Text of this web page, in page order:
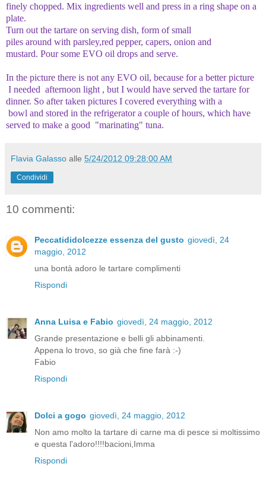
finely chopped. Mix ingredients well and press in a ring shape on a
plate.
Turn out the tartare on serving dish, form of small
piles around with parsley,red pepper, capers, onion and
mustard. Pour some EVO oil drops and serve.
In the picture there is not any EVO oil, because for a better picture
I needed afternoon light , but I would have served the tartare for
dinner. So after taken pictures I covered everything with a
bowl and stored in the refrigerator a couple of hours, which have
served to make a good "marinating" tuna.
Flavia Galasso alle 5/24/2012 09:28:00 AM
Condividi
10 commenti:
Peccatididolcezze essenza del gusto giovedì, 24
maggio, 2012
una bontà adoro le tartare complimenti
Rispondi
Anna Luisa e Fabio giovedì, 24 maggio, 2012
Grande presentazione e belli gli abbinamenti.
Appena lo trovo, so già che fine farà :-)
Fabio
Rispondi
Dolci a gogo giovedì, 24 maggio, 2012
Non amo molto la tartare di carne ma di pesce si moltissimo
e questa l'adoro!!!!bacioni,Imma
Rispondi